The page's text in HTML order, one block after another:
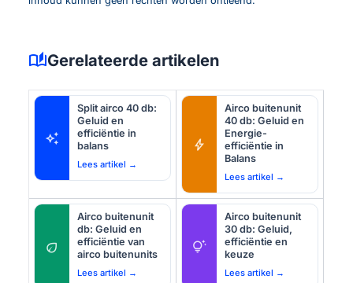
auto_storiesGerelateerde artikelen
auto_awesome
Split airco 40 db:
Geluid en
efficiëntie in
balans
Lees artikel →
bolt
Airco buitenunit
40 db: Geluid en
Energie-
efficiëntie in
Balans
Lees artikel →
eco
Airco buitenunit
db: Geluid en
efficiëntie van
airco buitenunits
Lees artikel →
tips_and_updates
Airco buitenunit
30 db: Geluid,
efficiëntie en
keuze
Lees artikel →